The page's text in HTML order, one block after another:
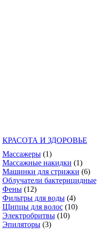
КРАСОТА И ЗДОРОВЬЕ
Массажеры (1)
Массажные накидки (1)
Машинки для стрижки (6)
Облучатели бактерицидные
Фены (12)
Фильтры для воды (4)
Щипцы для волос (10)
Электробритвы (10)
Эпиляторы (3)